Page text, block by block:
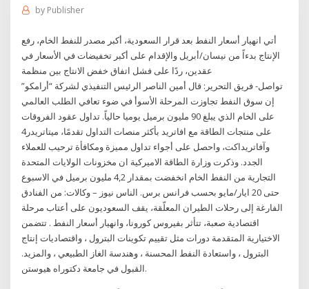
by Publisher
أتي انهيار أسعار النفط بعد قرار السعودية، أكبر مصدر للنفط الخام، رفع
الإنتاج بدءاً من نيسان/أبريل والإقدام على أكبر تخفيضات في الأسعار في
عقدين، ردًا على فشل اتفاق خفض الانتاج بين منظمة
تواصل- فريق التحرير: قال أمين الناصر الرئيس التنفيذي لشركة “أرامكو”
إن سوق النفط تجاوزت المرحلة الأسوأ في ضوء تعافي الطلب العالمي
على الخام الذي يبلغ 90 مليون برميل يوميا حالياً. تداول عقود الفروقات
على منتجات الطاقة مع افاتريد بأكثر منصات التداول تقدمًا، ميتاتريدر4
وآفاتريداكت، واحصل على أجواء تداول مميزة ومكافأة ترحيب للعملاء
الجدد. وذكرت وزارة الطاقة الاميركية ان مخزونات الولايات المتحدة
التجارية من النفط الخام انخفضت بمقدار 4,2 مليون برميل في الاسبوع
حتى 20 ايار/مايو بحسب فرانس برس. الناس نيوز – وكالات: من الفنادق
الفارغة إلى رحلات الطيران المعلّقة، يقف السعوديون على أعتاب مرحلة
اقتصادية صعبة، تتأثر بفيروس كورونا، وانهيار أسعار النفط . تتضمن
الاختيارية المتقدمة دورات مثل تقييم تكوينات البترول ، واقتصاديات إنتاج
البترول ، واستعادة النفط المحسنة ، وهندسة الغاز الطبيعي ، والمزيد.
القبول في جامعة دكتوراه هيوستن.